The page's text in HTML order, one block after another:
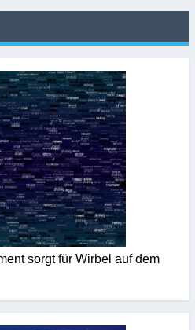
sorgt für Wirbel auf dem